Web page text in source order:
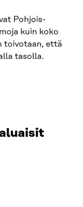
Pohjois-
kuin koko
toivotaan, että
tasolla.